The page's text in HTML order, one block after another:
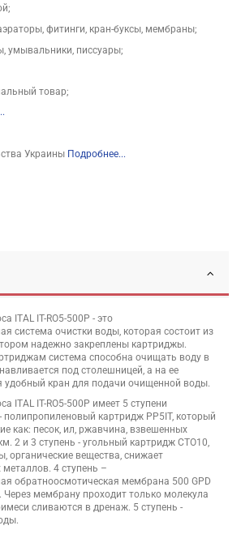
фитинги, кран-буксы, мембраны;
умывальники, писсуары;
товар;
Украины Подробнее...
ITAL IT-RO5-500P - это
система очистки воды, которая состоит из
надежно закреплены картриджы.
система способна очищать воду в
под столешницей, а на ее
удобный кран для подачи очищенной воды.
ITAL IT-RO5-500P имеет 5 ступени
полипропиленовый картридж PP5IT, который
как: песок, ил, ржавчина, взвешенных
2 и 3 ступень - угольный картридж CTO10,
органические вещества, снижает
4 ступень –
обратноосмотическая мембрана 500 GPD
Через мембрану проходит только молекула
сливаются в дренаж. 5 ступень -